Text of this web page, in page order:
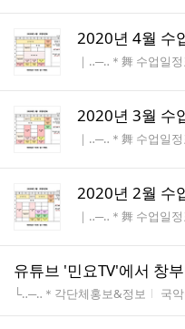
2020년 4월 수
게시판명
｜‥─‥＊舞 수업일
2020년 3월 수
게시판명
｜‥─‥＊舞 수업일
2020년 2월 수
게시판명
｜‥─‥＊舞 수업일
유튜브 '민요TV'에서 창
게시판명
└‥─‥＊각단체홍보&정보 작
국